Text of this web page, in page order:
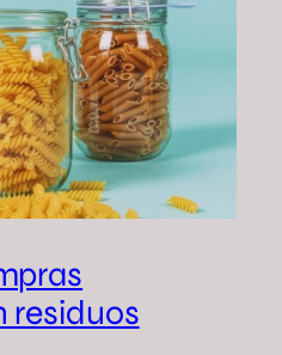
residuos